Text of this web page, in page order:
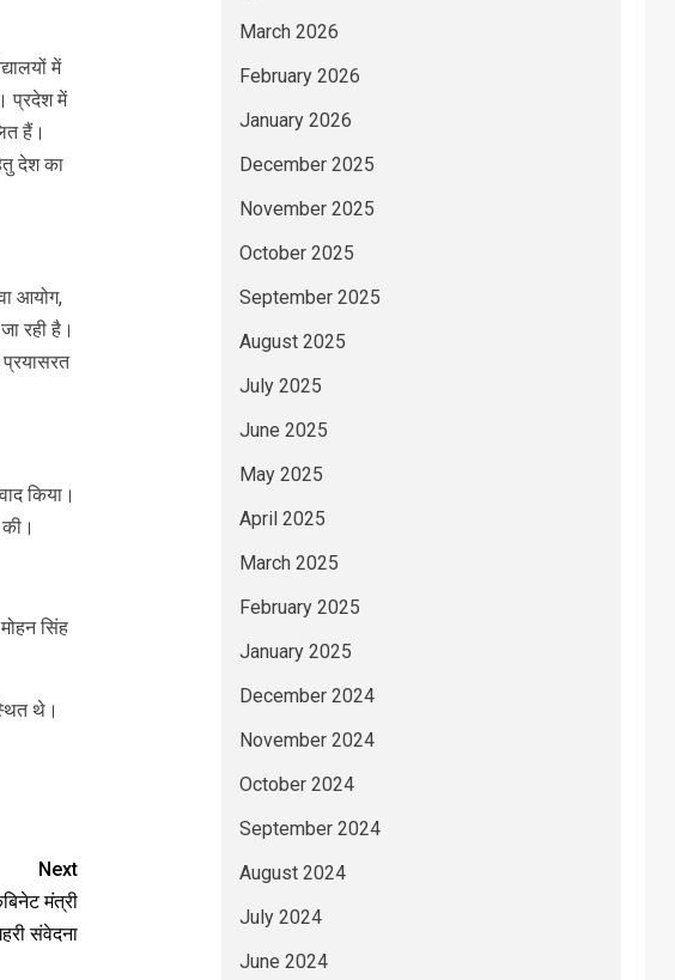
में
प्रदेश में
हैं।
देश का
आयोग,
रही है।
किया।
सिंह
थे।
Next
मंत्री
संवेदना
March 2026
February 2026
January 2026
December 2025
November 2025
October 2025
September 2025
August 2025
July 2025
June 2025
May 2025
April 2025
March 2025
February 2025
January 2025
December 2024
November 2024
October 2024
September 2024
August 2024
July 2024
June 2024